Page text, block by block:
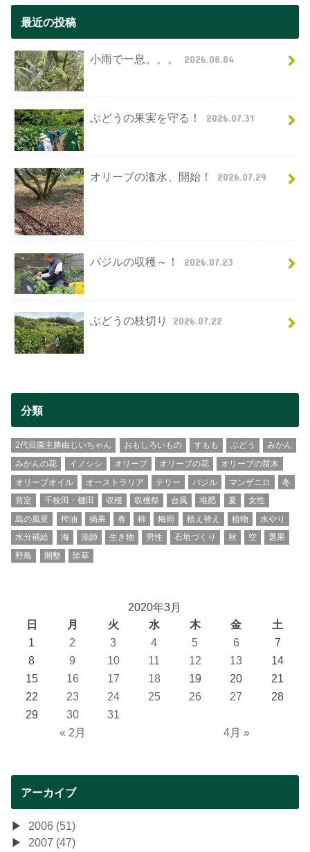
最近の投稿
小雨で一息。。。 2026.08.04
ぶどうの果実を守る！ 2026.07.31
オリーブの潅水、開始！ 2026.07.29
バジルの収穫～！ 2026.07.23
ぶどうの枝切り 2026.07.22
分類
2代目園主勝由じいちゃん おもしろいもの すもも ぶどう
みかん
みかんの花
イノシシ オリーブ オリーブの花
オリーブの苗木
オリーブオイル
オーストラリア テリー バジル マンザニロ
冬
剪定
千枚田・棚田 収穫 収穫祭 台風 堆肥 夏
女性
島の風景
搾油 摘果 春 柿 梅雨 植え替え 植物
水やり
水分補給
海 漁師 生き物 男性 石垣づくり 秋 空
選果
野鳥
開墾 除草
2020年3月
日
月 火 水 木 金 土
« 2月 4月 »
1 2 3 4 5 6
7
8
9 10 11 12 13
14
15
16 17 18 19 20
21
22
23 24 25 26 27
28
29
30 31
アーカイブ
2006 (51)
2007 (47)